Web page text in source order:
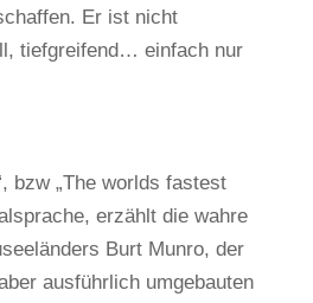
Er ist nicht
tiefgreifend… einfach nur
bzw „The worlds fastest
erzählt die wahre
Burt Munro, der
ausführlich umgebauten